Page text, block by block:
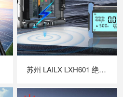
苏州 LAILX LXH601 绝缘接地综合测试仪 —— 一体化多功能集成，筑牢光伏电气安全防线